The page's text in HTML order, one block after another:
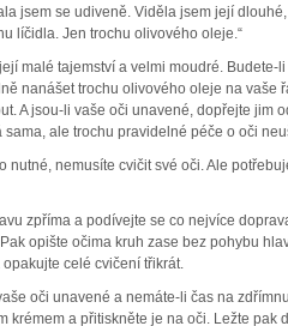
jsem se udiveně. Viděla jsem její
líčidla. Jen trochu olivového oleje.“
malé tajemství a velmi moudré. Budete-
nanášet trochu olivového oleje na vaše
A jsou-li vaše oči unavené, dopřejte jim
sama, ale trochu pravidelné péče o oči
nutné, nemusíte cvičit své oči. Ale
zpříma a podívejte se co nejvíce
opište očima kruh zase bez pohybu
opakujte celé cvičení třikrát.
oči unavené a nemáte-li čas na
krémem a přitiskněte je na oči. Ležte pak